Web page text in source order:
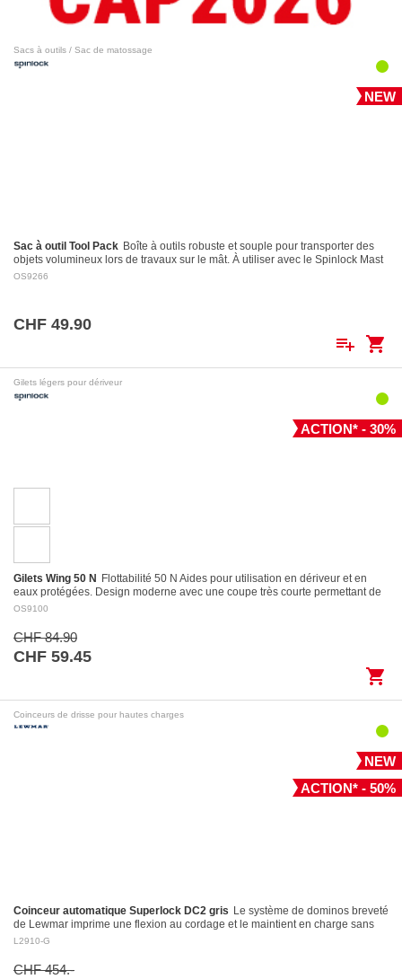
Sacs à outils / Sac de matossage
NEW
Sac à outil Tool Pack Boîte à outils robuste et souple pour transporter des
objets volumineux lors de travaux sur le mât. À utiliser avec le Spinlock Mast
Pro.
OS9266
CHF 49.90
playlist_add shopping_cart
Gilets légers pour dériveur
ACTION* - 30%
Gilets Wing 50 N
Flottabilité 50 N Aides pour utilisation en dériveur et en
eaux protégées. Design moderne avec une coupe très courte permettant de
l’utiliser…
OS9100
CHF 84.90
CHF 59.45
shopping_cart
Coinceurs de drisse pour hautes charges
NEW
ACTION* - 50%
Coinceur automatique Superlock DC2 gris Le système de dominos breveté
de Lewmar imprime une flexion au cordage et le maintient en charge sans
l’endommager Largage contrôlé: le levier…
L2910-G
CHF 454.-